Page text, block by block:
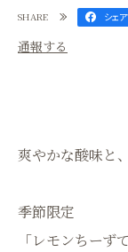
SHARE シェ
通報する
爽やかな酸味と
季節限定
「レモンちーず